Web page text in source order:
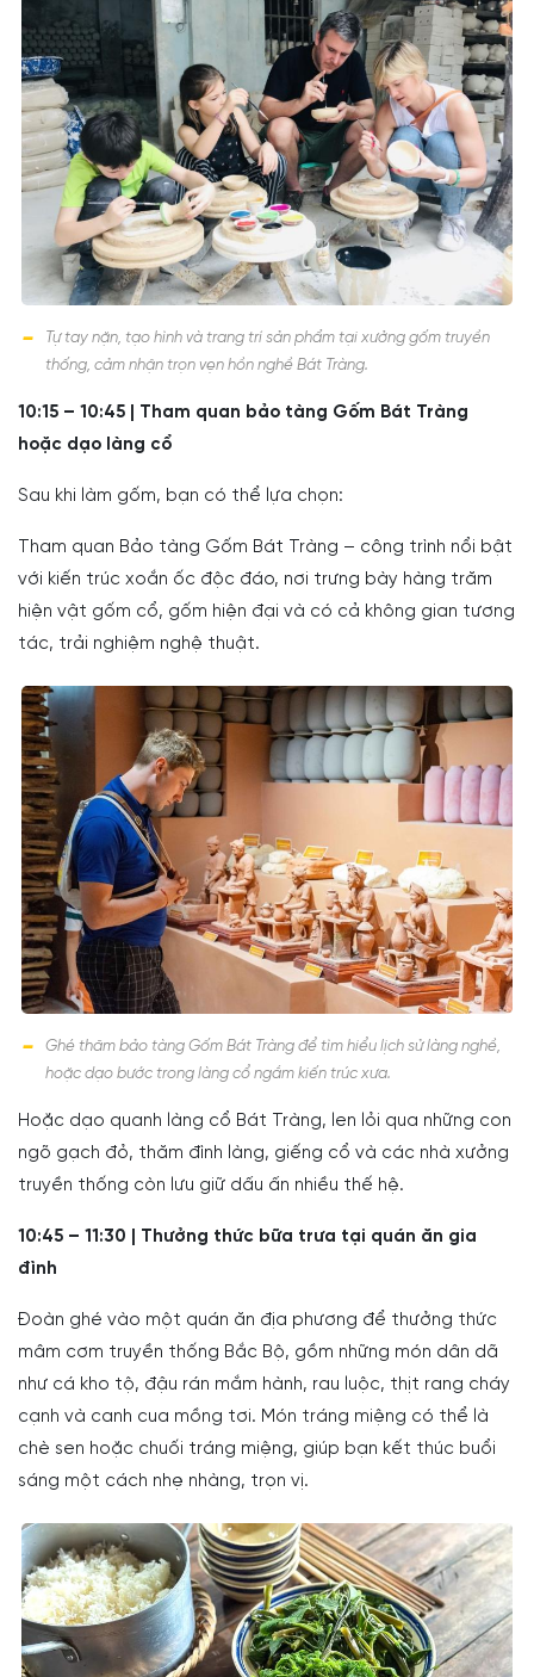
Tự tay nặn, tạo hình và trang trí sản phẩm tại xưởng gốm truyền
thống, cảm nhận trọn vẹn hồn nghề Bát Tràng.
10:15 – 10:45 | Tham quan bảo tàng Gốm Bát Tràng
hoặc dạo làng cổ
Sau khi làm gốm, bạn có thể lựa chọn:
Tham quan Bảo tàng Gốm Bát Tràng – công trình nổi bật
với kiến trúc xoắn ốc độc đáo, nơi trưng bày hàng trăm
hiện vật gốm cổ, gốm hiện đại và có cả không gian tương
tác, trải nghiệm nghệ thuật.
Ghé thăm bảo tàng Gốm Bát Tràng để tìm hiểu lịch sử làng nghề,
hoặc dạo bước trong làng cổ ngắm kiến trúc xưa.
Hoặc dạo quanh làng cổ Bát Tràng, len lỏi qua những con
ngõ gạch đỏ, thăm đình làng, giếng cổ và các nhà xưởng
truyền thống còn lưu giữ dấu ấn nhiều thế hệ.
10:45 – 11:30 | Thưởng thức bữa trưa tại quán ăn gia
đình
Đoàn ghé vào một quán ăn địa phương để thưởng thức
mâm cơm truyền thống Bắc Bộ, gồm những món dân dã
như cá kho tộ, đậu rán mắm hành, rau luộc, thịt rang cháy
cạnh và canh cua mồng tơi. Món tráng miệng có thể là
chè sen hoặc chuối tráng miệng, giúp bạn kết thúc buổi
sáng một cách nhẹ nhàng, trọn vị.